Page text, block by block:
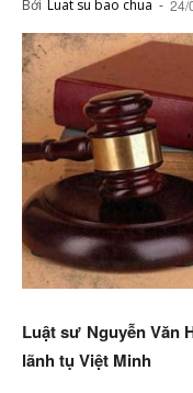
Bởi Luat su bao chua - 24/
Luật sư Nguyễn Văn
lãnh tụ Việt Minh